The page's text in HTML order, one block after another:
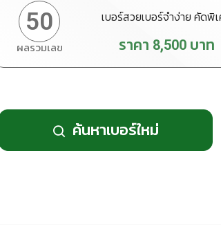
50
ผลรวมเลข
เบอร์สวยเบอร์จำง่าย คัดพิ
ราคา 8,500บาท
ค้นหาเบอร์ใหม่